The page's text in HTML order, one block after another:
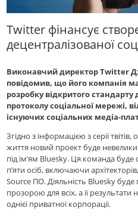
Twitter фінансує
децентралізованої
Виконавчий директор Twitter
повідомив, що його компанія
розробку відкритого стандарту
протоколу соціальної мережі,
існуючих соціальних медіа-
Згідно з інформацією з серії
життя новий проект буде
під ім’ям Bluesky. Ця команда
п’яти осіб, включаючи
Source ПО. Діяльність Bluesky буде
прозорою для всіх, а її результати
однієї приватної корпорації.